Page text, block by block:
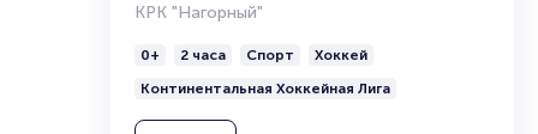
КРК "Нагорный"
0+ 2 часа Спорт
Хоккей
Континентальная Хоккейная Лига